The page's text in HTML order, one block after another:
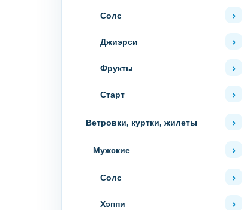
Солс
Джиэрси
Фрукты
Старт
Ветровки, куртки, жилеты
Мужские
Солс
Хэппи